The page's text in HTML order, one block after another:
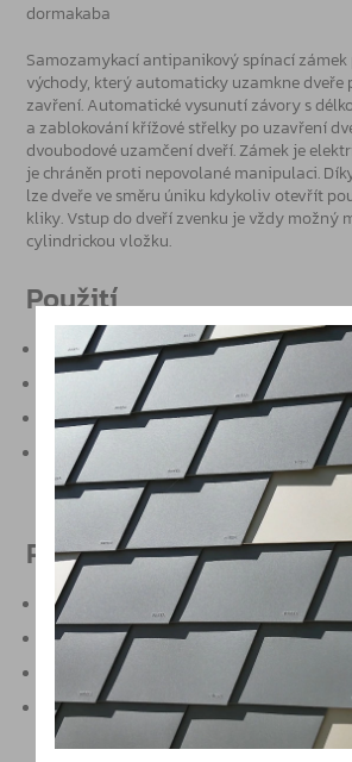
dormakaba
Samozamykací antipanikový spínací zámek
východy, který automaticky uzamkne dveře
zavření. Automatické vysunutí závory s
a zablokování křížové střelky po uzavření
dvoubodové uzamčení dveří. Zámek je
je chráněn proti nepovolané manipulaci.
lze dveře ve směru úniku kdykoliv otevřít
kliky. Vstup do dveří zvenku je vždy možný
cylindrickou vložku.
Použití
kovové a dřevěné dveře, plné i profilové
standardní, protipožární a kouřotěsné
únikové cesty
ke spuštění výstražných systémů nebo pro
monitorování dveří
Produktové vlastnosti
antipaniková funkce v souladu s EN 179, EN
automatické uzamykání
univerzální křížová střelka-dvoubodové
vložka europrofil nebo kulatá cylindrická